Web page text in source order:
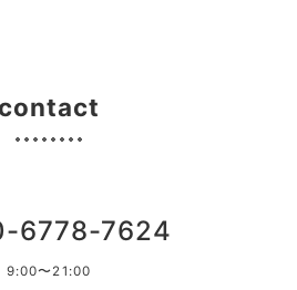
contact
6778-7624
9:00〜21:00